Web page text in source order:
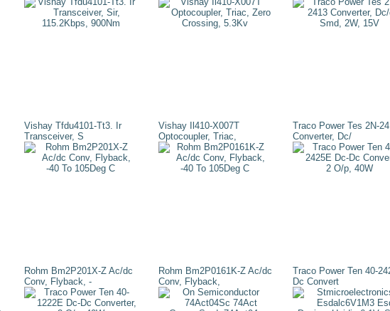
Vishay Tfdu4101-Tt3. Ir
Transceiver, S
Vishay Il410-X007T
Optocoupler, Triac,
Traco Power Tes 2N-
Converter, Dc/
Rohm Bm2P201X-Z Ac/dc
Conv, Flyback, -
Rohm Bm2P0161K-Z Ac/dc
Conv, Flyback,
Traco Power Ten 40-
Dc Convert